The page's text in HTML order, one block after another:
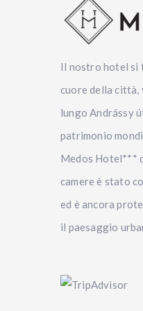
Il nostro hotel si
cuore della città,
lungo Andrássy
patrimonio
Medos Hotel***
camere è stato
ed è ancora
il paesaggio